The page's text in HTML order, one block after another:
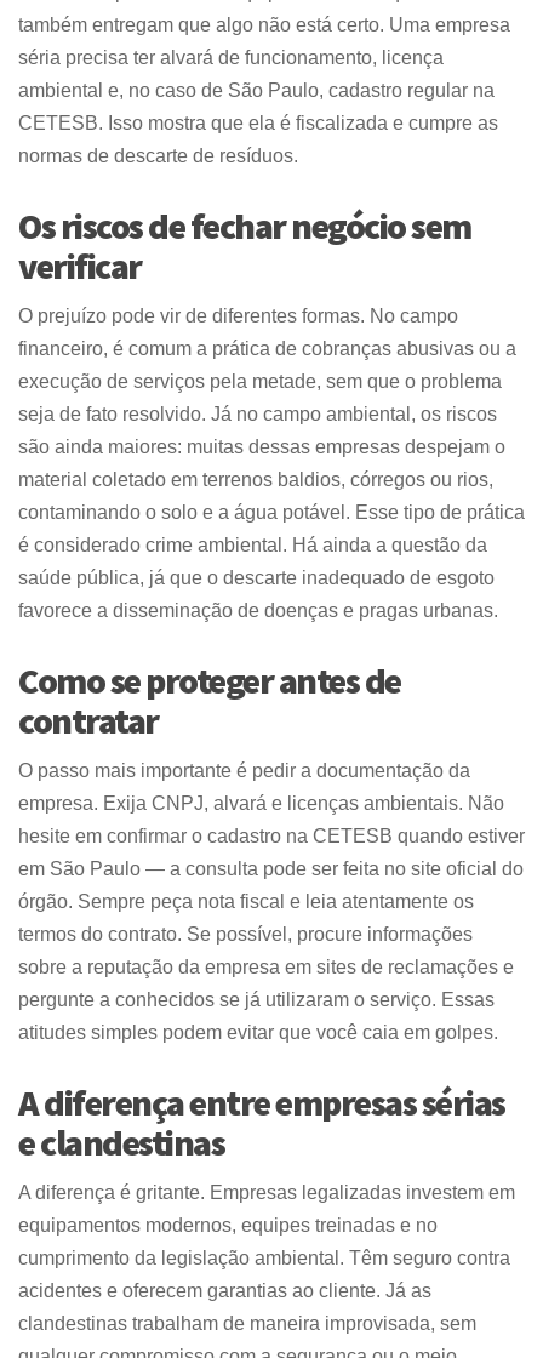
também entregam que algo não está certo. Uma empresa
séria precisa ter alvará de funcionamento, licença
ambiental e, no caso de São Paulo, cadastro regular na
CETESB. Isso mostra que ela é fiscalizada e cumpre as
normas de descarte de resíduos.
Os riscos de fechar negócio sem
verificar
O prejuízo pode vir de diferentes formas. No campo
financeiro, é comum a prática de cobranças abusivas ou a
execução de serviços pela metade, sem que o problema
seja de fato resolvido. Já no campo ambiental, os riscos
são ainda maiores: muitas dessas empresas despejam o
material coletado em terrenos baldios, córregos ou rios,
contaminando o solo e a água potável. Esse tipo de prática
é considerado crime ambiental. Há ainda a questão da
saúde pública, já que o descarte inadequado de esgoto
favorece a disseminação de doenças e pragas urbanas.
Como se proteger antes de
contratar
O passo mais importante é pedir a documentação da
empresa. Exija CNPJ, alvará e licenças ambientais. Não
hesite em confirmar o cadastro na CETESB quando estiver
em São Paulo — a consulta pode ser feita no site oficial do
órgão. Sempre peça nota fiscal e leia atentamente os
termos do contrato. Se possível, procure informações
sobre a reputação da empresa em sites de reclamações e
pergunte a conhecidos se já utilizaram o serviço. Essas
atitudes simples podem evitar que você caia em golpes.
A diferença entre empresas sérias
e clandestinas
A diferença é gritante. Empresas legalizadas investem em
equipamentos modernos, equipes treinadas e no
cumprimento da legislação ambiental. Têm seguro contra
acidentes e oferecem garantias ao cliente. Já as
clandestinas trabalham de maneira improvisada, sem